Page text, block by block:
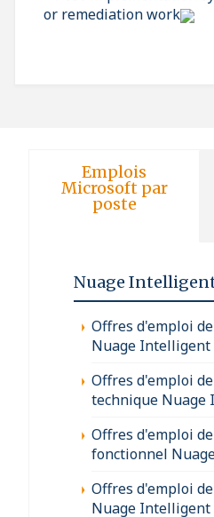
or remediation work
Emplois
Microsoft par
poste
Nuage
Offres d'emploi
Nuage Intelligent
Offres d'emploi
technique
Offres d'emploi
fonctionnel
Offres d'emploi
Nuage Intelligent